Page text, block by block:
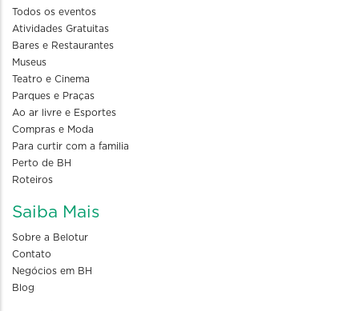
Todos os eventos
Atividades Gratuitas
Bares e Restaurantes
Museus
Teatro e Cinema
Parques e Praças
Ao ar livre e Esportes
Compras e Moda
Para curtir com a familia
Perto de BH
Roteiros
Saiba Mais
Sobre a Belotur
Contato
Negócios em BH
Blog